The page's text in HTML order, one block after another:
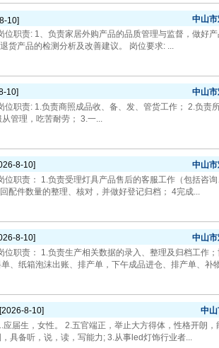
10] 中山
位职责: 1、负责家居外购产品的品质管理与监督，做好
货产品的检测分析及改善建议。 岗位要求: ...
10] 中山
位职责: 1.负责商照成品收、备、发、管货工作； 2.负
管理，吃苦耐劳； 3.一...
8-10] 中山
位职责： 1.负责受理灯具产品售后的客服工作（包括咨
配件数量的整理、核对，并做好登记归档； 4完成...
8-10] 中山
位职责： 1.负责生产相关数据的录入、整理及归档工作
、纸箱泡沫出账、排产单，下午成品进仓、排产单、补
[2026-8-10] 中
应届生，女性。 2.五官端正，举止大方得体，性格开朗
具备听，说，读，写能力; 3.从事led灯饰行业者...